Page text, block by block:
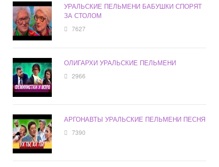
УРАЛЬСКИЕ ПЕЛЬМЕНИ БАБУШКИ СПОРЯТ
ЗА СТОЛОМ
7627
ОЛИГАРХИ УРАЛЬСКИЕ ПЕЛЬМЕНИ
2966
АРГОНАВТЫ УРАЛЬСКИЕ ПЕЛЬМЕНИ ПЕСНЯ
7390